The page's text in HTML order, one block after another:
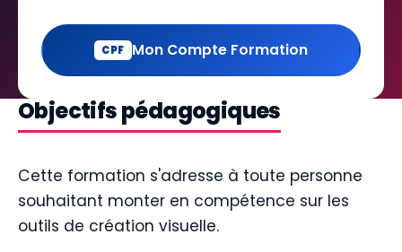
CPF Mon Compte Formation
Objectifs pédagogiques
Cette formation s'adresse à toute personne
souhaitant monter en compétence sur les
outils de création visuelle.